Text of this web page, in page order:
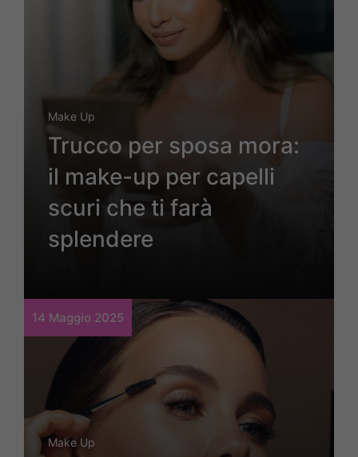
Make Up
Trucco per sposa mora:
il make-up per capelli
scuri che ti farà
splendere
14 Maggio 2025
Make Up